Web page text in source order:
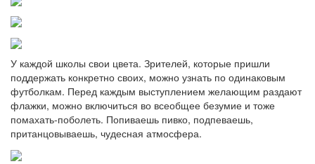
У каждой школы свои цвета. Зрителей, которые пришли
поддержать конкретно своих, можно узнать по одинаковым
футболкам. Перед каждым выступлением желающим раздают
флажки, можно включиться во всеобщее безумие и тоже
помахать-поболеть. Попиваешь пивко, подпеваешь,
пританцовываешь, чудесная атмосфера.